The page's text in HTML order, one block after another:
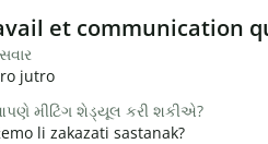
1 of 6 et communication
jutro
મીટિંગ શેડ્યૂલ કરી શકીએ?
li zakazati sastanak?